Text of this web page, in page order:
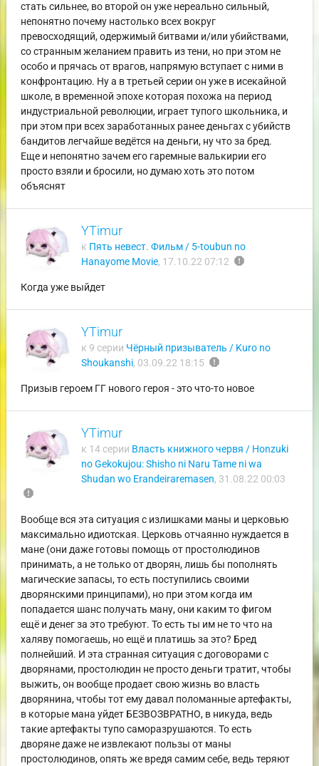
стать сильнее, во второй он уже нереально сильный,
непонятно почему настолько всех вокруг
превосходящий, одержимый битвами и/или убийствами,
со странным желанием править из тени, но при этом не
особо и прячась от врагов, напрямую вступает с ними в
конфронтацию. Ну а в третьей серии он уже в исекайной
школе, в временной эпохе которая похожа на период
индустриальной революции, играет тупого школьника, и
при этом при всех заработанных ранее деньгах с убийств
бандитов легчайше ведётся на деньги, ну что за бред.
Еще и непонятно зачем его гаремные валькирии его
просто взяли и бросили, но думаю хоть это потом
объяснят
YTimur
к Пять невест. Фильм / 5-toubun no
Hanayome Movie, 17.10.22 07:12 report
Когда уже выйдет
YTimur
к 9 серии Чёрный призыватель / Kuro no
Shoukanshi, 03.09.22 18:15 report
Призыв героем ГГ нового героя - это что-то новое
YTimur
к 14 серии Власть книжного червя / Honzuki
no Gekokujou: Shisho ni Naru Tame ni wa
Shudan wo Erandeiraremasen, 31.08.22 00:03
report
Вообще вся эта ситуация с излишками маны и церковью
максимально идиотская. Церковь отчаянно нуждается в
мане (они даже готовы помощь от простолюдинов
принимать, а не только от дворян, лишь бы пополнять
магические запасы, то есть поступились своими
дворянскими принципами), но при этом когда им
попадается шанс получать ману, они каким то фигом
ещё и денег за это требуют. То есть ты им не то что на
халяву помогаешь, но ещё и платишь за это? Бред
полнейший. И эта странная ситуация с договорами с
дворянами, простолюдин не просто деньги тратит, чтобы
выжить, он вообще продает свою жизнь во власть
дворянина, чтобы тот ему давал поломанные артефакты,
в которые мана уйдет БЕЗВОЗВРАТНО, в никуда, ведь
такие артефакты тупо саморазрушаются. То есть
дворяне даже не извлекают пользы от маны
простолюдинов, опять же вредя самим себе, ведь теряют